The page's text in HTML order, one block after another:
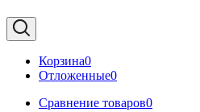
Корзина0
Отложенные0
Сравнение товаров0